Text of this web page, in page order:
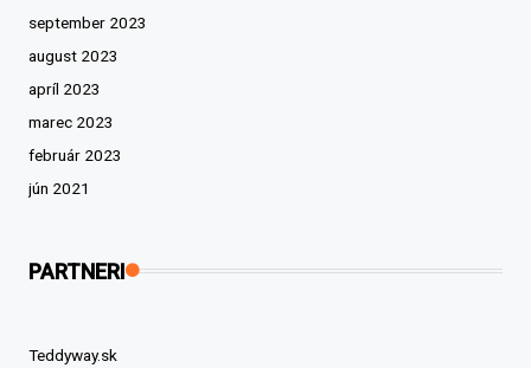
september 2023
august 2023
apríl 2023
marec 2023
február 2023
jún 2021
PARTNERI
Teddyway.sk